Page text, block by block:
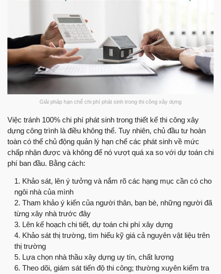
Giải pháp hạn chế chi phí phát sinh trong thi công xây dựng
Việc tránh 100% chi phí phát sinh trong thiết kế thi công xây
dựng công trình là điều không thể. Tuy nhiên, chủ đầu tư hoàn
toàn có thể chủ động quản lý hạn chế các phát sinh về mức
chấp nhận được và không để nó vượt quá xa so với dự toán chi
phí ban đầu. Bằng cách:
Khảo sát, lên ý tưởng và nắm rõ các hạng mục cần có cho
ngôi nhà của mình
Tham khảo ý kiến của người thân, bạn bè, những người đã
từng xây nhà trước đây
Lên kế hoạch chi tiết, dự toán chi phí xây dựng
Khảo sát thị trường, tìm hiểu kỹ giá cả nguyên vật liệu trên
thị trường
Lựa chọn nhà thầu xây dựng uy tín, chất lượng
Theo dõi, giám sát tiến độ thi công; thường xuyên kiểm tra